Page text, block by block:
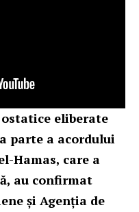
eliberate
parte a acordului
Hamas, care a
au confirmat
și Agenția de